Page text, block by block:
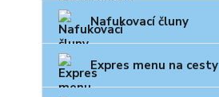
Nafukovací čluny
Expres menu na cesty